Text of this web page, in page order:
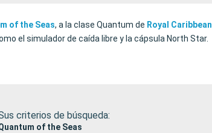
of the Seas, a la clase Quantum de Royal Caribbean
el simulador de caída libre y la cápsula North Star.
criterios de búsqueda:
of the Seas